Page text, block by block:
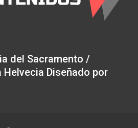
del Sacramento /
Diseñado por